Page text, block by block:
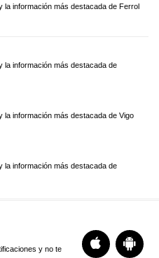
la información más destacada de Ferrol
la información más destacada de
la información más destacada de Vigo
la información más destacada de
y no te